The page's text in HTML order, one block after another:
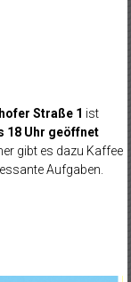
Straße 1 ist
18 Uhr geöffnet
gibt es dazu Kaffee
Aufgaben.